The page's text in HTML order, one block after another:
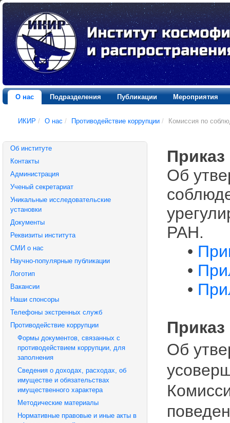
О нас Подразделения Публикации Мероприятия
ИКИР / О нас / Противодействие коррупции / Комиссия по
Об институте
Контакты
Администрация
Ученый секретариат
Уникальные исследовательские
установки
Документы
Реквизиты института
СМИ о нас
Научно-популярные публикации
Логотип
Вакансии
Наши спонсоры
Телефоны экстренных служб
Противодействие коррупции
Формы документов, связанных с
противодействием коррупции, для
заполнения
Сведения о доходах, расходах, об
имуществе и обязательствах
имущественного характера
Методические материалы
Нормативные правовые и иные акты в
Об
РАН.
•
•
•
Об